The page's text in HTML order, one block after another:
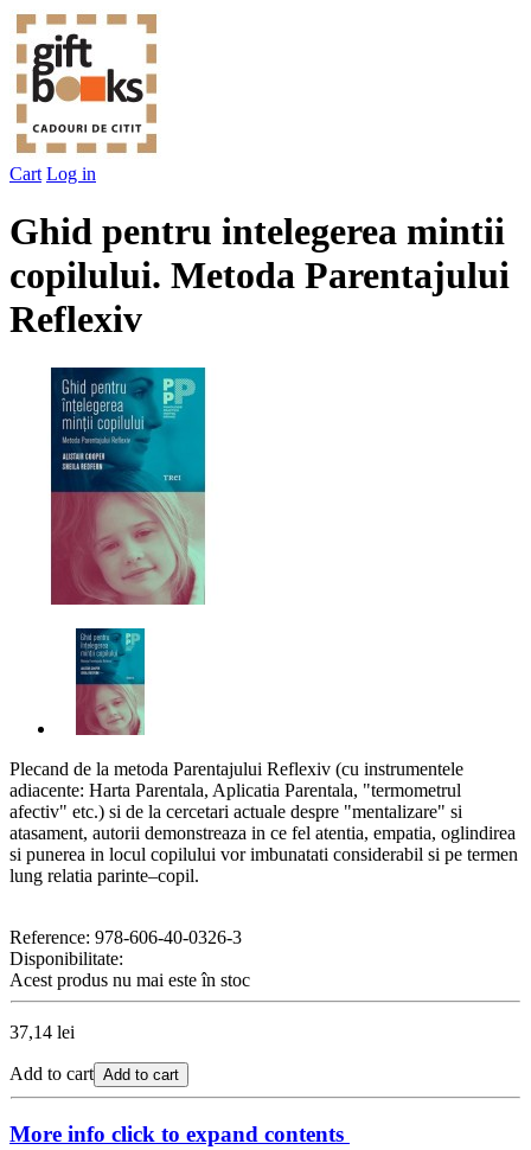
Cart Log in
Ghid pentru intelegerea mintii
copilului. Metoda Parentajului
Reflexiv
Plecand de la metoda Parentajului Reflexiv (cu instrumentele
adiacente: Harta Parentala, Aplicatia Parentala, "termometrul
afectiv" etc.) si de la cercetari actuale despre "mentalizare" si
atasament, autorii demonstreaza in ce fel atentia, empatia, oglindirea
si punerea in locul copilului vor imbunatati considerabil si pe termen
lung relatia parinte–copil.
Reference: 978-606-40-0326-3
Disponibilitate:
Acest produs nu mai este în stoc
37,14 lei
Add to cart Add to cart
More info click to expand contents